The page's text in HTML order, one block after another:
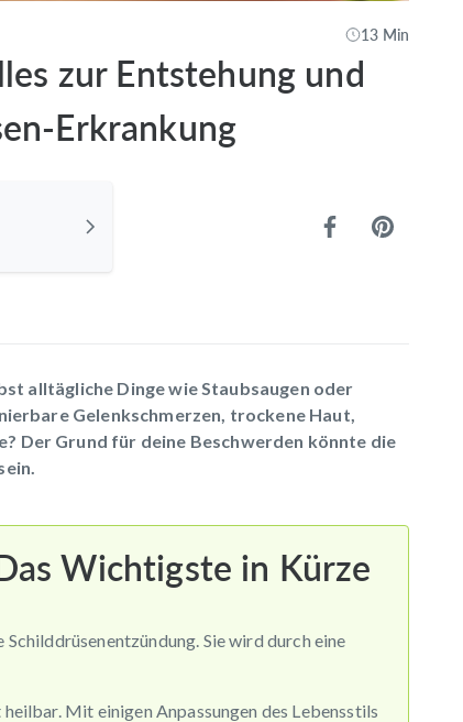
13 Min
zur Entstehung und
Erkrankung
alltägliche Dinge wie Staubsaugen oder
Gelenkschmerzen, trockene Haut,
Der Grund für deine Beschwerden könnte die
Wichtigste in Kürze
Sie wird durch eine
Mit einigen Anpassungen des Lebensstils